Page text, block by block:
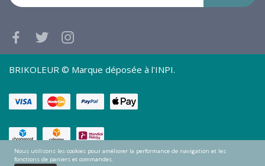
BRIKOLEUR © Marque déposée à l'INPI.
Nous utilisons les cookies pour améliorer la performance de navigation et les
fonctions de paniers et commandes.